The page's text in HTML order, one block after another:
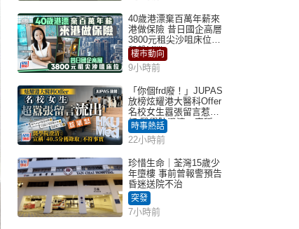
40歲港漂棄百萬年薪來
港做保險 昔日國企高層
3800元租尖沙咀床位｜
租盤Million
樓市動向
9小時前
「你個frd廢！」JUPAS
放榜炫耀港大醫科Offer
名校女生囂張留言惹眾
怒 醫學院澄清：宣稱
「40.5分獲錄取」不符事
實｜Juicy叮
時事熱話
22小時前
珍惜生命｜荃灣15歲少
年墮樓 事前曾報警預告
昏迷送院不治
突發
7小時前